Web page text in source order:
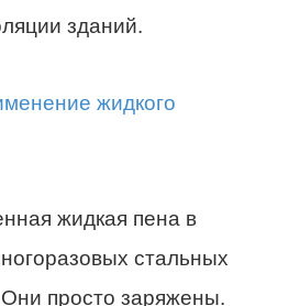
зданий.
жидкая пена в
стальных
просто заряжены.